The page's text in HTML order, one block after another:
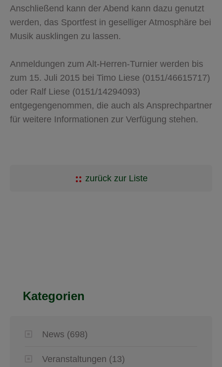
Anschließend kann der Abend kann dazu genutzt
werden, das Sportfest in geselliger Atmosphäre bei
Musik ausklingen zu lassen.
Anmeldungen zum Alt-Herren-Turnier werden bis
zum 15. Juli 2015 bei Timo Liese (0151/46615717)
oder Ralf Liese (0151/14294093)
entgegengenommen, die auch als Ansprechpartner
für weitere Informationen zur Verfügung stehen.
zurück zur Liste
Kategorien
News (698)
Veranstaltungen (13)